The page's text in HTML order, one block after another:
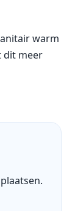
warm
dit meer